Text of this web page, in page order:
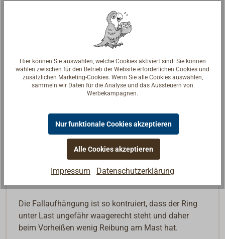
Am Lager
In den Warenkorb
Beschreibung
Rackring für Luggertakelung, um die Rah (Gaffel)
Schöner schlichter Beschlag aus Bronze, geschweißt,
Die Fallaufhängung ist so kontruiert, dass der Ring
unter Last ungefähr waagerecht steht und daher
beim Vorheißen wenig Reibung am Mast hat.
Hier können Sie auswählen, welche Cookies aktiviert sind. Sie können
wählen zwischen für den Betrieb der Website erforderlichen Cookies und
zusätzlichen Marketing-Cookies. Wenn Sie alle Cookies auswählen,
sammeln wir Daten für die Analyse und das Aussteuern von
Werbekampagnen.
Nur funktionale Cookies akzeptieren
Alle Cookies akzeptieren
Impressum Datenschutzerklärung